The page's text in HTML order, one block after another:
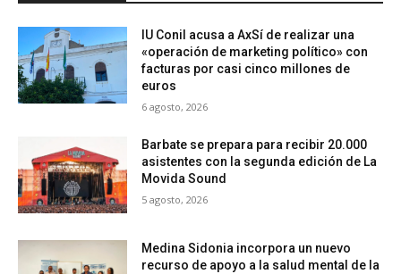
IU Conil acusa a AxSí de realizar una
«operación de marketing político» con
facturas por casi cinco millones de
euros
6 agosto, 2026
Barbate se prepara para recibir 20.000
asistentes con la segunda edición de La
Movida Sound
5 agosto, 2026
Medina Sidonia incorpora un nuevo
recurso de apoyo a la salud mental de la